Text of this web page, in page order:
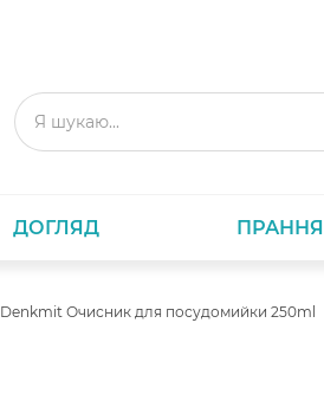
ДОГЛЯД ПРАННЯ
Denkmit Очисник для посудомийки 250ml